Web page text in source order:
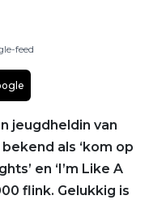
feed
jeugdheldin van
als ‘kom op
en ‘I’m Like A
flink. Gelukkig is